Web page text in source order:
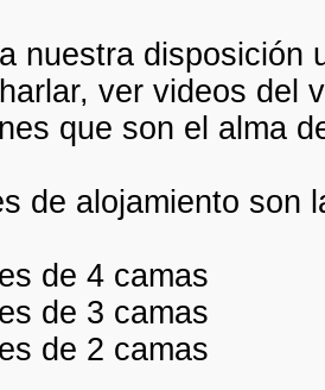
nuestra disposición
ver videos del
que son el alma
de alojamiento son
de 4 camas
de 3 camas
de 2 camas